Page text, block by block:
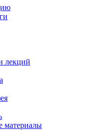
лекций
материалы